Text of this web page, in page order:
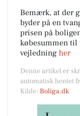
Bemærk, at der
byder på en
prisen på
købesummen til
vejledning her
Denne artikel er
automatisk hentet
Kilde: Boliga.dk